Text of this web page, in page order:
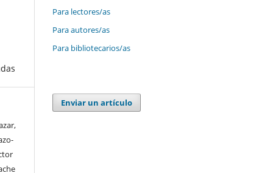
Para lectores/as
Para autores/as
Para bibliotecarios/as
Enviar un artículo